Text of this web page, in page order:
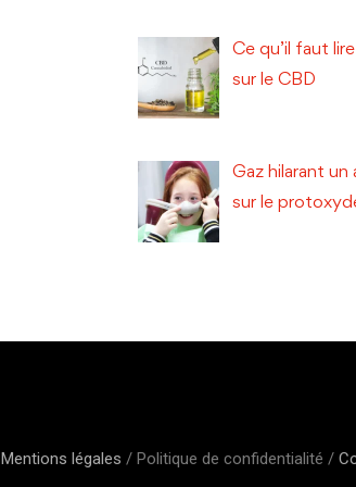
Ce qu’il faut
sur le CBD
Gaz hilarant
sur le
Mentions légales / Politique de confidentialité /